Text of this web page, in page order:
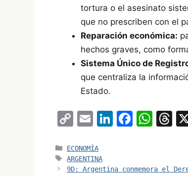
tortura o el asesinato
que no prescriben con el
Reparación económica:
hechos graves, como
Sistema Único de
que centraliza la
Estado.
C
p
y
E
ai
l
Li
e
F
e
W
s
T
a
Categorías
ECONOMÍA
Etiquetas
ARGENTINA
9D: Argentina conmemora el